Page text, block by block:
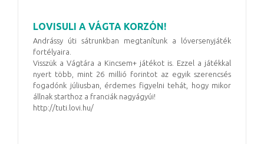
LOVISULI A VÁGTA KORZÓN!
Andrássy úti sátrunkban megtanítunk a lóversenyjáték
fortélyaira.
Visszük a Vágtára a Kincsem+ játékot is. Ezzel a játékkal
nyert több, mint 26 millió forintot az egyik szerencsés
fogadónk júliusban, érdemes figyelni tehát, hogy mikor
állnak starthoz a franciák nagyágyúi!
http://tuti.lovi.hu/